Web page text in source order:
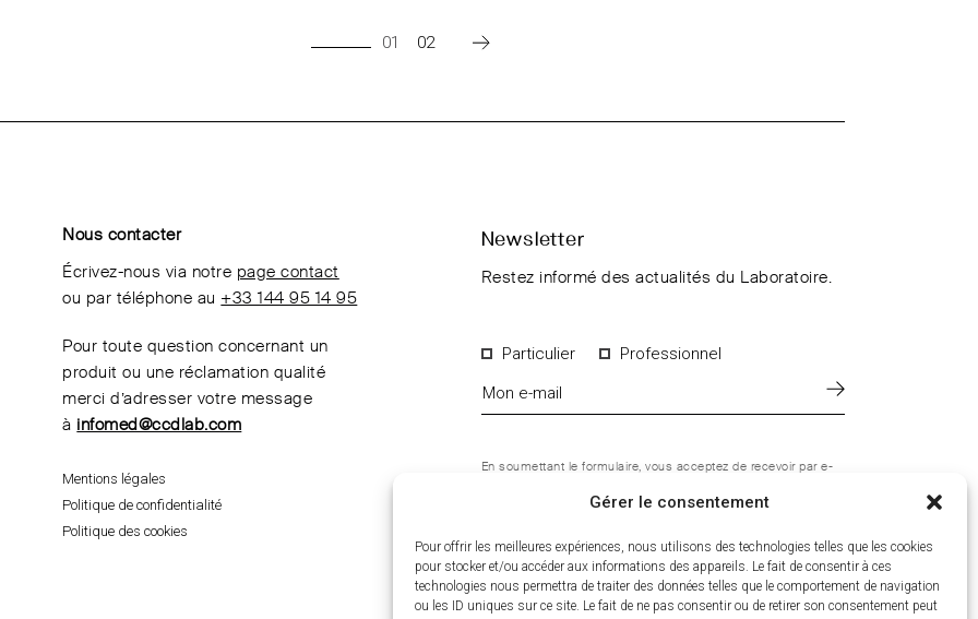
Gérer le consentement
Pour offrir les meilleures expériences, nous utilisons des technologies telles que les cookies
pour stocker et/ou accéder aux informations des appareils. Le fait de consentir à ces
technologies nous permettra de traiter des données telles que le comportement de navigation
ou les ID uniques sur ce site. Le fait de ne pas consentir ou de retirer son consentement peut
01 02
Nous contacter
Écrivez-nous via notre page contact
ou par téléphone au +33 144 95 14 95
Pour toute question concernant un
produit ou une réclamation qualité
merci d’adresser votre message
à infomed@ccdlab.com
Mentions légales
Politique de confidentialité
Politique des cookies
Newsletter
Restez informé des actualités du Laboratoire.
Particulier Professionnel
En soumettant le formulaire, vous acceptez de recevoir par e-
désinscrire à tout moment. Pour en savoir plus sur le